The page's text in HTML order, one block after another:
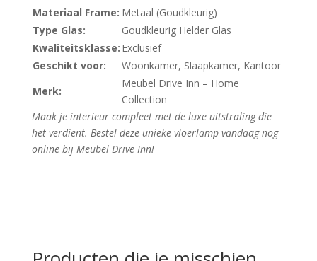
Materiaal Frame: Metaal (Goudkleurig)
Type Glas:
Goudkleurig Helder Glas
Kwaliteitsklasse: Exclusief
Geschikt voor:
Woonkamer, Slaapkamer, Kantoor
Merk:
Meubel Drive Inn – Home
Collection
Maak je interieur compleet met de luxe uitstraling die
het verdient. Bestel deze unieke vloerlamp vandaag nog
online bij Meubel Drive Inn!